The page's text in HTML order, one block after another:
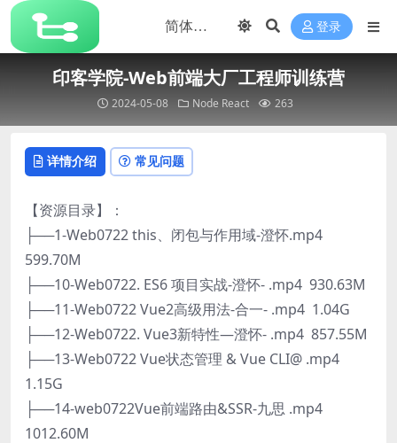
登录
印客学院-Web前端大厂工程师训练营
2024-05-08 Node React 263
详情介绍 常见问题
【资源目录】：
├──1-Web0722 this、闭包与作用域-澄怀.mp4
599.70M
├──10-Web0722. ES6 项目实战-澄怀- .mp4 930.63M
├──11-Web0722 Vue2高级用法-合一- .mp4 1.04G
├──12-Web0722. Vue3新特性—澄怀- .mp4 857.55M
├──13-Web0722 Vue状态管理 & Vue CLI@ .mp4
1.15G
├──14-web0722Vue前端路由&SSR-九思 .mp4
1012.60M